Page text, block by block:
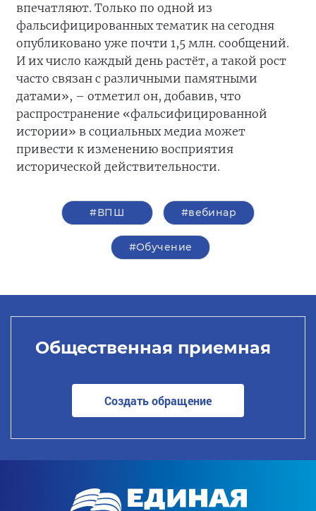
впечатляют. Только по одной из
фальсифицированных тематик на сегодня
опубликовано уже почти 1,5 млн. сообщений.
И их число каждый день растёт, а такой рост
часто связан с различными памятными
датами», – отметил он, добавив, что
распространение «фальсифицированной
истории» в социальных медиа может
привести к изменению восприятия
исторической действительности.
#ВПШ #вебинар
#Обучение
Общественная приемная
Создать обращение